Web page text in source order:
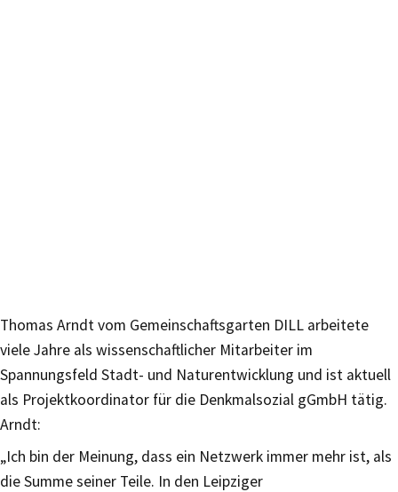
Thomas Arndt vom Gemeinschaftsgarten DILL arbeitete
viele Jahre als wissenschaftlicher Mitarbeiter im
Spannungsfeld Stadt- und Naturentwicklung und ist aktuell
als Projektkoordinator für die Denkmalsozial gGmbH tätig.
Arndt:
„Ich bin der Meinung, dass ein Netzwerk immer mehr ist, als
die Summe seiner Teile. In den Leipziger